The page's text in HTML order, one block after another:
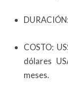
COSTO:
dólares
meses.